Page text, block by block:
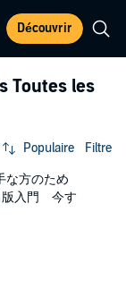
Découvrir
Toutes les
Populaire Filtre
な方のため
版入門 今す